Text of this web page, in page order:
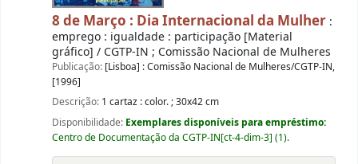
8 de Março : Dia Internacional da Mulher :
emprego : igualdade : participação [Material
gráfico] / CGTP-IN ; Comissão Nacional de Mulheres
Publicação: [Lisboa] : Comissão Nacional de Mulheres/CGTP-IN,
[1996]
Descrição: 1 cartaz : color. ; 30x42 cm
Disponibilidade: Exemplares disponíveis para empréstimo:
Centro de Documentação da CGTP-IN[ct-4-dim-3] (1).